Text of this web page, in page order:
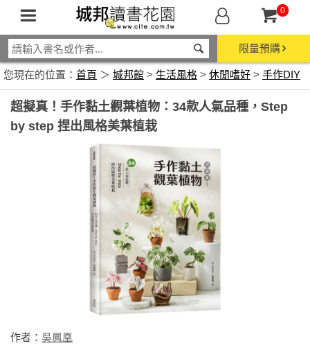
0
限量預購
您現在的位置： 首頁 ＞ 城邦館 > 生活風格 > 休閒嗜好 > 手作DIY
超擬真！手作黏土觀葉植物：34款人氣品種，Step
by step 捏出風格美葉植栽
作者： 吳鳳凰